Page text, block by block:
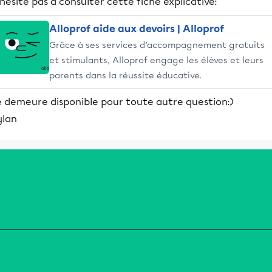
Alloprof aide aux devoirs | Alloprof
Grâce à ses services d’accompagnement gratuits
et stimulants, Alloprof engage les élèves et leurs
parents dans la réussite éducative.
demeure disponible pour toute autre question:)